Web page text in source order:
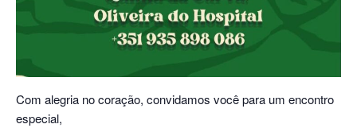
Com alegria no coração, convidamos você para um encontro
especial,